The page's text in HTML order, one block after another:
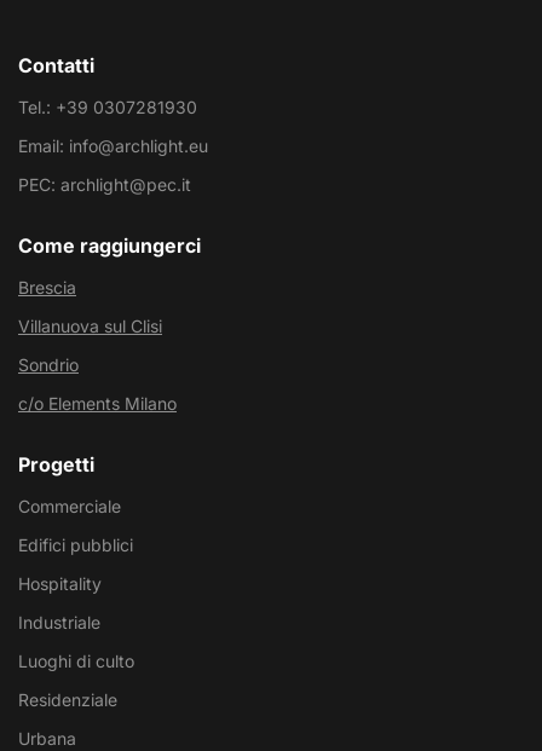
Contatti
Tel.: +39 0307281930
Email: info@archlight.eu
PEC: archlight@pec.it
Come raggiungerci
Brescia
Villanuova sul Clisi
Sondrio
c/o Elements Milano
Progetti
Commerciale
Edifici pubblici
Hospitality
Industriale
Luoghi di culto
Residenziale
Urbana